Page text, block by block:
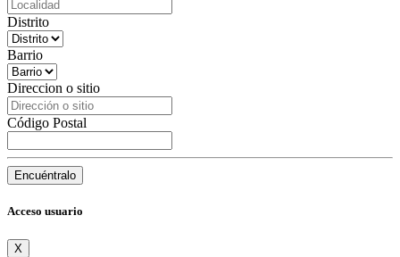
Distrito
Barrio
Direccion o sitio
Código Postal
Encuéntralo
Acceso usuario
X